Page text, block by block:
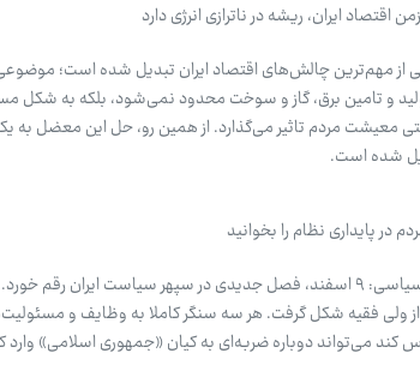
ایران، ریشه در ناترازی انرژی دارد
از مهم‌ترین چالش‌های اقتصاد ایران تبدیل شده است؛
و تامین برق، گاز و سوخت محدود نمی‌شود، بلکه به شکل
معیشت مردم تاثیر می‌گذارد. از همین رو، حل این معضل به
شده است.
در پایداری نظام را بخوانید
سیدمهدی حسینی ، خبرنگار گروه سیاسی: ۹ اسفند، فصل جدیدی در سپهر
ولی فقیه شکل گرفت. هر سه سنگر کاملا به وظایف و
می‌تواند دوباره ضربه‌ای به کیان «جمهوری اسلامی» وارد